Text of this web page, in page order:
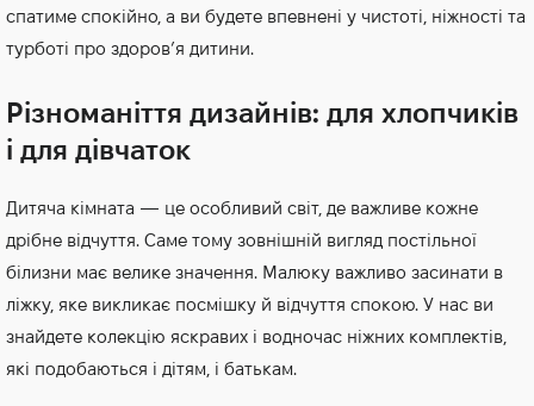
спатиме спокійно, а ви будете впевнені у чистоті, ніжності та
турботі про здоров’я дитини.
Різноманіття дизайнів: для хлопчиків
і для дівчаток
Дитяча кімната — це особливий світ, де важливе кожне
дрібне відчуття. Саме тому зовнішній вигляд постільної
білизни має велике значення. Малюку важливо засинати в
ліжку, яке викликає посмішку й відчуття спокою. У нас ви
знайдете колекцію яскравих і водночас ніжних комплектів,
які подобаються і дітям, і батькам.